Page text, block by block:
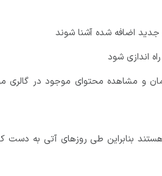
اندازی شود
و مشاهده محتوای موجود در گالری
بنابراین طی روزهای آتی به دست